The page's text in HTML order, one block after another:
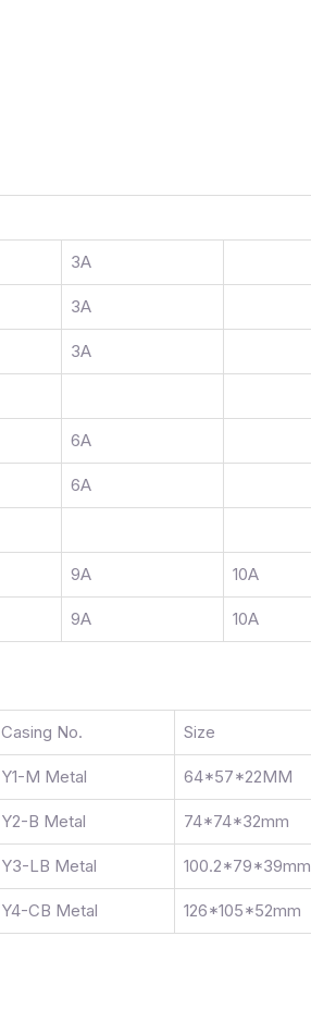
3A
3A
3A
6A
6A
9A 10A
9A 10A
Casing No. Size
Y1-M Metal 64*57*22MM
Y2-B Metal 74*74*32mm
Y3-LB Metal 100.2*79*39mm
Y4-CB Metal 126*105*52mm